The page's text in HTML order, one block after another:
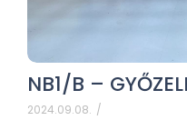
NB1/B –
2024.09.08. /